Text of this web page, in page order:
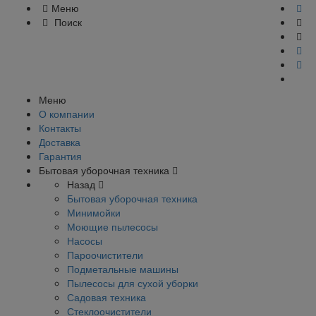
Меню
Поиск
Меню
О компании
Контакты
Доставка
Гарантия
Бытовая уборочная техника
Назад
Бытовая уборочная техника
Минимойки
Моющие пылесосы
Насосы
Пароочистители
Подметальные машины
Пылесосы для сухой уборки
Садовая техника
Стеклоочистители